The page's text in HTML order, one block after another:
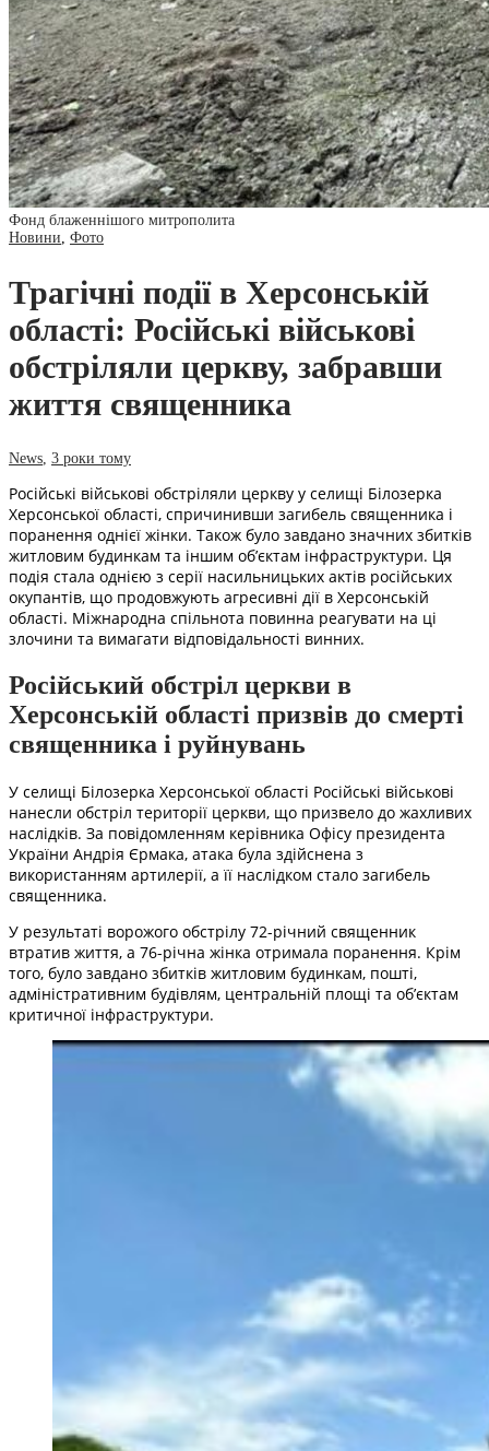
Фонд блаженнішого митрополита
Новини Фото
Трагічні події в Херсонській
області: Російські військові
обстріляли церкву, забравши
життя священника
News 3 роки тому
Російські військові обстріляли церкву у селищі Білозерка
Херсонської області, спричинивши загибель священника і
поранення однієї жінки. Також було завдано значних збитків
житловим будинкам та іншим об’єктам інфраструктури. Ця
подія стала однією з серії насильницьких актів російських
окупантів, що продовжують агресивні дії в Херсонській
області. Міжнародна спільнота повинна реагувати на ці
злочини та вимагати відповідальності винних.
Російський обстріл церкви в
Херсонській області призвів до смерті
священника і руйнувань
У селищі Білозерка Херсонської області Російські військові
нанесли обстріл території церкви, що призвело до жахливих
наслідків. За повідомленням керівника Офісу президента
України Андрія Єрмака, атака була здійснена з
використанням артилерії, а її наслідком стало загибель
священника.
У результаті ворожого обстрілу 72-річний священник
втратив життя, а 76-річна жінка отримала поранення. Крім
того, було завдано збитків житловим будинкам, пошті,
адміністративним будівлям, центральній площі та об’єктам
критичної інфраструктури.